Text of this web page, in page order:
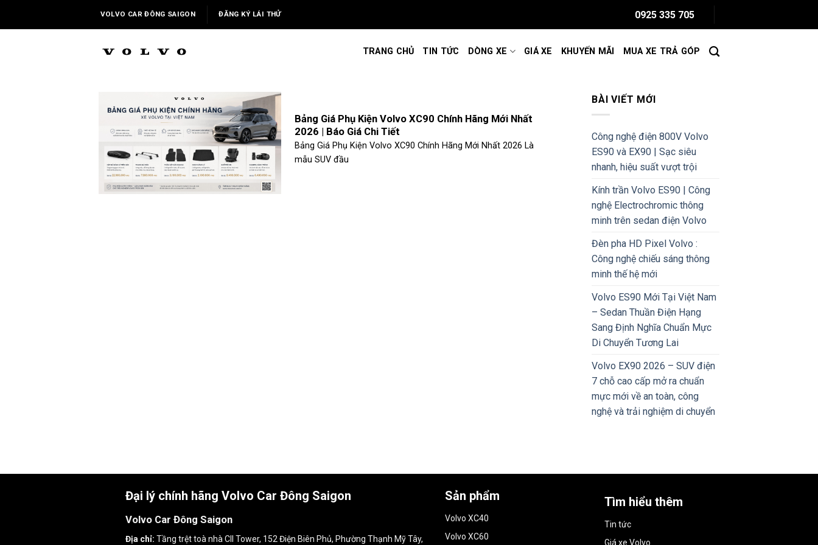
VOLVO CAR ĐÔNG SAIGON ĐĂNG KÝ LÁI THỬ 0925 335 705
TRANG CHỦ TIN TỨC DÒNG XE GIÁ XE KHUYẾN MÃI MUA XE TRẢ GÓP
Bảng Giá Phụ Kiện Volvo XC90 Chính Hãng Mới Nhất
2026 | Báo Giá Chi Tiết
Bảng Giá Phụ Kiện Volvo XC90 Chính Hãng Mới Nhất 2026 Là
mẫu SUV đầu
BÀI VIẾT MỚI
Công nghệ điện 800V Volvo
ES90 và EX90 | Sạc siêu
nhanh, hiệu suất vượt trội
Kính trần Volvo ES90 | Công
nghệ Electrochromic thông
minh trên sedan điện Volvo
Đèn pha HD Pixel Volvo :
Công nghệ chiếu sáng thông
minh thế hệ mới
Volvo ES90 Mới Tại Việt Nam
– Sedan Thuần Điện Hạng
Sang Định Nghĩa Chuẩn Mực
Di Chuyển Tương Lai
Volvo EX90 2026 – SUV điện
7 chỗ cao cấp mở ra chuẩn
mực mới về an toàn, công
nghệ và trải nghiệm di chuyển
Đại lý chính hãng Volvo Car Đông Saigon
Volvo Car Đông Saigon
Địa chỉ: Tầng trệt toà nhà CII Tower, 152 Điện Biên Phủ, Phường Thạnh Mỹ Tây,
Sản phẩm
Volvo XC40
Volvo XC60
Tìm hiểu thêm
Tin tức
Giá xe Volvo